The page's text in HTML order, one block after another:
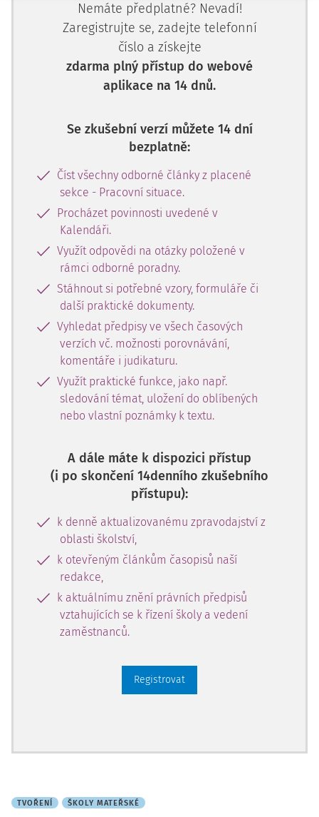
Nemáte předplatné? Nevadí!
Zaregistrujte se, zadejte telefonní
číslo a získejte
zdarma plný přístup do webové
aplikace na 14 dnů.
Se zkušební verzí můžete 14 dní
bezplatně:
Číst všechny odborné články z placené
sekce - Pracovní situace.
Procházet povinnosti uvedené v
Kalendáři.
Využít odpovědi na otázky položené v
rámci odborné poradny.
Stáhnout si potřebné vzory, formuláře či
další praktické dokumenty.
Vyhledat předpisy ve všech časových
verzích vč. možnosti porovnávání,
komentáře i judikaturu.
Využít praktické funkce, jako např.
sledování témat, uložení do oblíbených
nebo vlastní poznámky k textu.
A dále máte k dispozici přístup
(i po skončení 14denního zkušebního
přístupu):
k denně aktualizovanému zpravodajství z
oblasti školství,
k otevřeným článkům časopisů naší
redakce,
k aktuálnímu znění právních předpisů
vztahujících se k řízení školy a vedení
zaměstnanců.
Registrovat
TVOŘENÍ ŠKOLY MATEŘSKÉ